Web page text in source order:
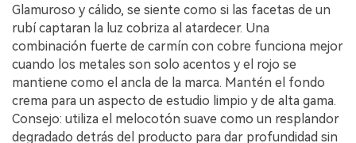
Glamuroso y cálido, se siente como si las facetas de un
rubí captaran la luz cobriza al atardecer. Una
combinación fuerte de carmín con cobre funciona mejor
cuando los metales son solo acentos y el rojo se
mantiene como el ancla de la marca. Mantén el fondo
crema para un aspecto de estudio limpio y de alta gama.
Consejo: utiliza el melocotón suave como un resplandor
degradado detrás del producto para dar profundidad sin